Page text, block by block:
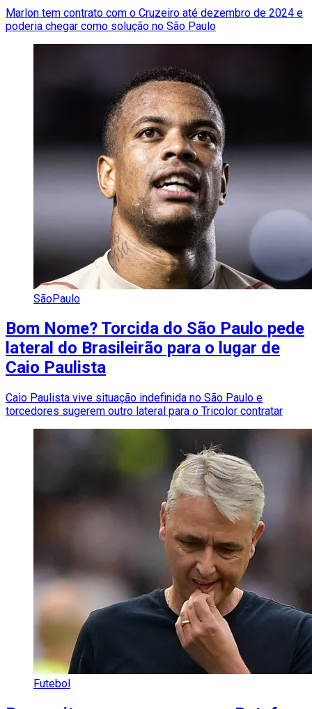
Marlon tem contrato com o Cruzeiro até dezembro de 2024 e
poderia chegar como solução no São Paulo
SãoPaulo
Bom Nome? Torcida do São Paulo pede
lateral do Brasileirão para o lugar de
Caio Paulista
Caio Paulista vive situação indefinida no São Paulo e
torcedores sugerem outro lateral para o Tricolor contratar
Futebol